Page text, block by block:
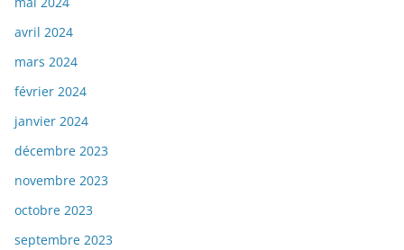
avril 2024
mars 2024
février 2024
janvier 2024
décembre 2023
novembre 2023
octobre 2023
septembre 2023